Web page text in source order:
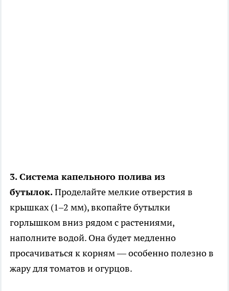
3. Система капельного полива из
бутылок.Проделайте мелкие отверстия в
крышках (1–2 мм), вкопайте бутылки
горлышком вниз рядом с растениями,
наполните водой. Она будет медленно
просачиваться к корням — особенно полезно в
жару для томатов и огурцов.